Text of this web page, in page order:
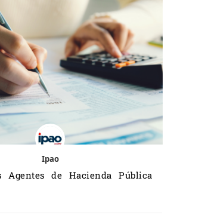
Ipao
Agentes de Hacienda Pública